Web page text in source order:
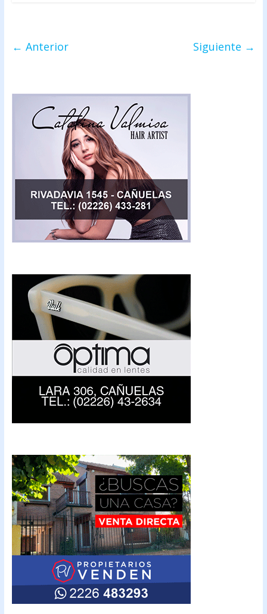
← Anterior Siguiente →